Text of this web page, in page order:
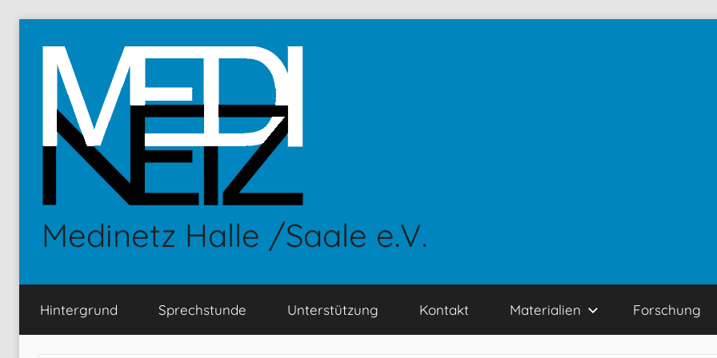
springen
Medinetz Halle /Saale e.V.
Hintergrund Sprechstunde Unterstützung Kontakt Materialien Forschung